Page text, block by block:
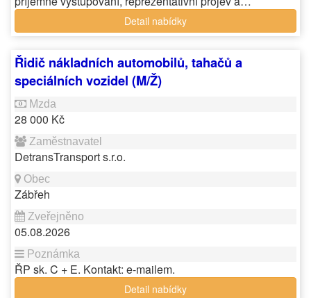
Detail nabídky
Řidič nákladních automobilů, tahačů a
speciálních vozidel (M/Ž)
28 000 Kč
DetransTransport s.r.o.
Zábřeh
05.08.2026
ŘP sk. C + E. Kontakt: e-mailem.
Detail nabídky